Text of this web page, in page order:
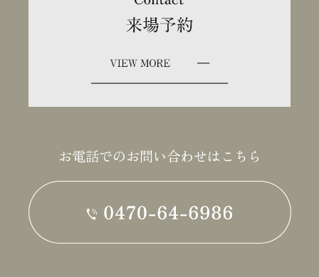
お電話でのお問い合わせはこちら